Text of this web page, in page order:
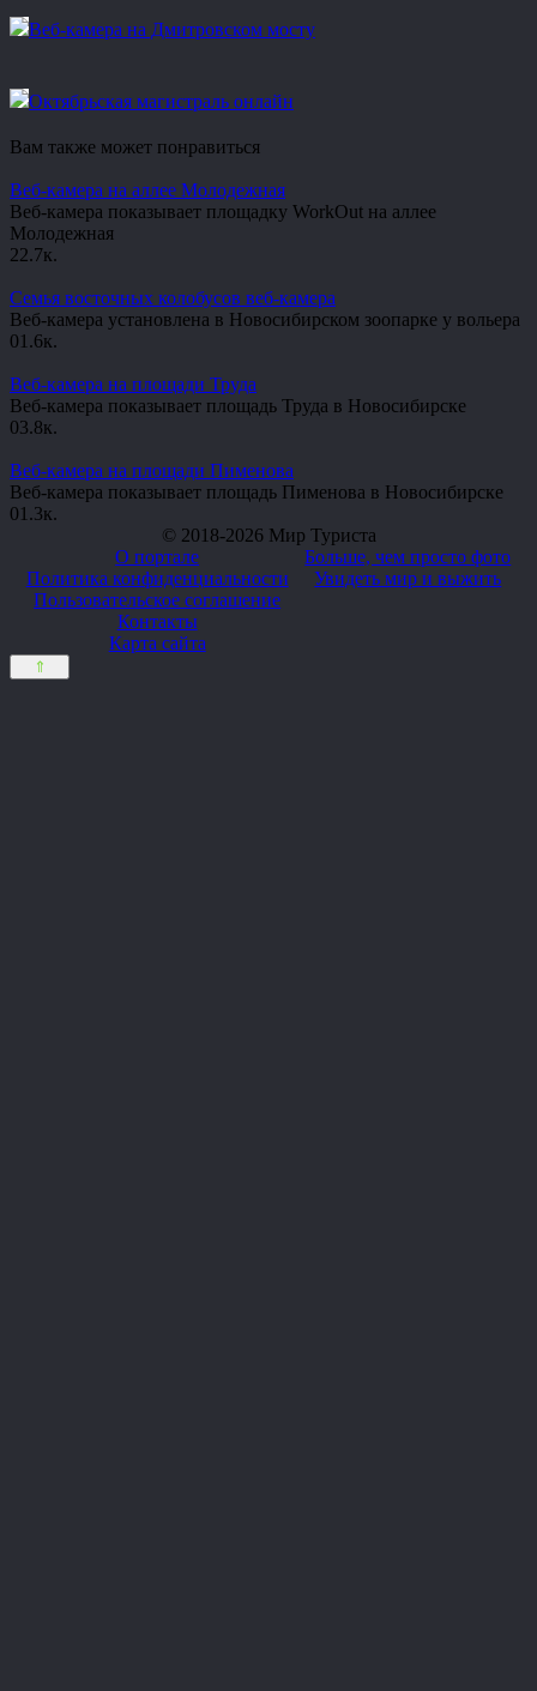
Веб-камера на Дмитровском мосту
Октябрьская магистраль онлайн
Вам также может понравиться
Веб-камера на аллее Молодежная
Веб-камера показывает площадку WorkOut на аллее
Молодежная
22.7к.
Семья восточных колобусов веб-камера
Веб-камера установлена в Новосибирском зоопарке у вольера
01.6к.
Веб-камера на площади Труда
Веб-камера показывает площадь Труда в Новосибирске
03.8к.
Веб-камера на площади Пименова
Веб-камера показывает площадь Пименова в Новосибирске
01.3к.
© 2018-2026 Мир Туриста
О портале
Политика конфиденциальности
Пользовательское соглашение
Контакты
Карта сайта
Больше, чем просто фото
Увидеть мир и выжить